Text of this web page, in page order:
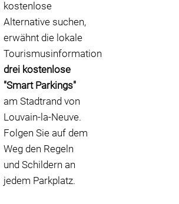
kostenlose
Alternative suchen,
erwähnt die lokale
Tourismusinformation
drei kostenlose
"Smart Parkings"
am Stadtrand von
Louvain-la-Neuve.
Folgen Sie auf dem
Weg den Regeln
und Schildern an
jedem Parkplatz.